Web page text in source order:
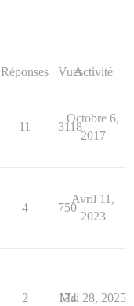
Réponses VuesActivité
11 3118
Octobre 6,
2017
4 750
Avril 11,
2023
2 174
Mai 28, 2025